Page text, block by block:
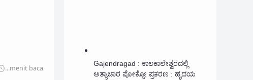
...menit baca
Gajendragad : ಕಾಲಕಾಲೇಶ್ವರದಲ್ಲಿ
ಅತ್ಯಾಚಾರ ಪೋಕ್ಸೋ ಪ್ರಕರಣ : ಹೃದಯ